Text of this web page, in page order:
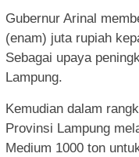
Gubernur Arinal
(enam) juta rupiah
Sebagai upaya
Lampung.
Kemudian dalam
Provinsi Lampung
Medium 1000 ton